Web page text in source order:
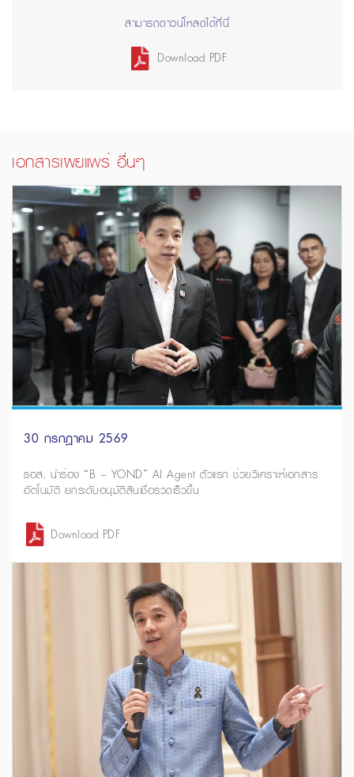
สามารถดาวน์โหลดได้ที่นี่
Download PDF
เอกสารเผยแพร่ อื่นๆ
30 กรกฎาคม 2569
ธอส. นำร่อง “B – YOND” AI Agent ตัวแรก ช่วยวิเคราะห์เอกสาร
อัตโนมัติ ยกระดับอนุมัติสินเชื่อรวดเร็วขึ้น
Download PDF